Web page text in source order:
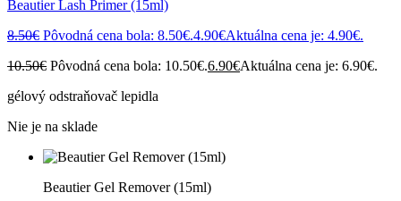
Beautier Lash Primer (15ml)
8.50€ Pôvodná cena bola: 8.50€.4.90€Aktuálna cena je: 4.90€.
10.50€ Pôvodná cena bola: 10.50€.6.90€Aktuálna cena je: 6.90€.
gélový odstraňovač lepidla
Nie je na sklade
Beautier Gel Remover (15ml)